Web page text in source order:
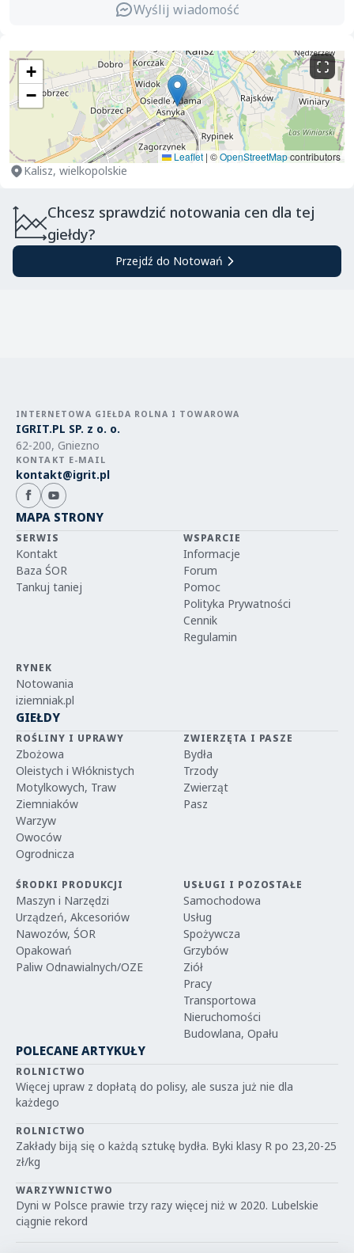
Wyślij wiadomość
+
−
Leaflet | ©OpenStreetMapcontributors
Kalisz, wielkopolskie
Chcesz sprawdzić notowania cen dla tej
giełdy?
Przejdź do Notowań
INTERNETOWA GIEŁDA ROLNA I TOWAROWA
IGRIT.PL SP. z o. o.
62-200, Gniezno
KONTAKT E-MAIL
kontakt@igrit.pl
MAPA STRONY
SERWIS
Kontakt
Baza ŚOR
Tankuj taniej
WSPARCIE
Informacje
Forum
Pomoc
Polityka Prywatności
Cennik
Regulamin
RYNEK
Notowania
iziemniak.pl
GIEŁDY
ROŚLINY I UPRAWY
Zbożowa
Oleistych i Włóknistych
Motylkowych, Traw
Ziemniaków
Warzyw
Owoców
Ogrodnicza
ZWIERZĘTA I PASZE
Bydła
Trzody
Zwierząt
Pasz
ŚRODKI PRODUKCJI
Maszyn i Narzędzi
Urządzeń, Akcesoriów
Nawozów, ŚOR
Opakowań
Paliw Odnawialnych/OZE
USŁUGI I POZOSTAŁE
Samochodowa
Usług
Spożywcza
Grzybów
Ziół
Pracy
Transportowa
Nieruchomości
Budowlana, Opału
POLECANE ARTYKUŁY
ROLNICTWO
Więcej upraw z dopłatą do polisy, ale susza już nie dla
każdego
ROLNICTWO
Zakłady biją się o każdą sztukę bydła. Byki klasy R po 23,20-25
zł/kg
WARZYWNICTWO
Dyni w Polsce prawie trzy razy więcej niż w 2020. Lubelskie
ciągnie rekord